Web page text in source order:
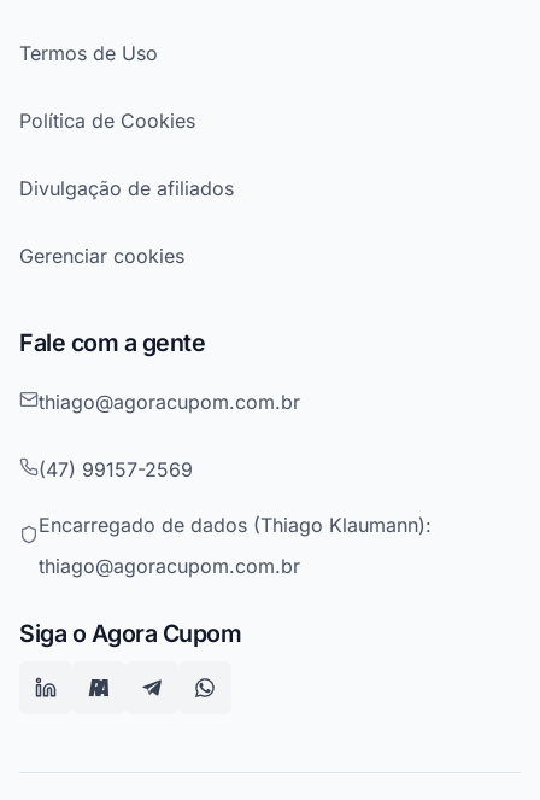
Termos de Uso
Política de Cookies
Divulgação de afiliados
Gerenciar cookies
Fale com a gente
thiago@agoracupom.com.br
(47) 99157-2569
Encarregado de dados (Thiago Klaumann):
thiago@agoracupom.com.br
Siga o Agora Cupom